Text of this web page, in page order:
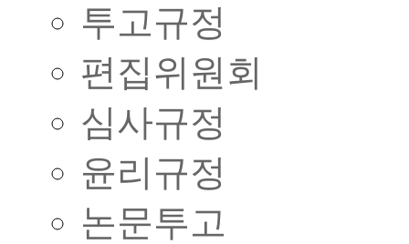
투고규정
편집위원회
심사규정
윤리규정
논문투고